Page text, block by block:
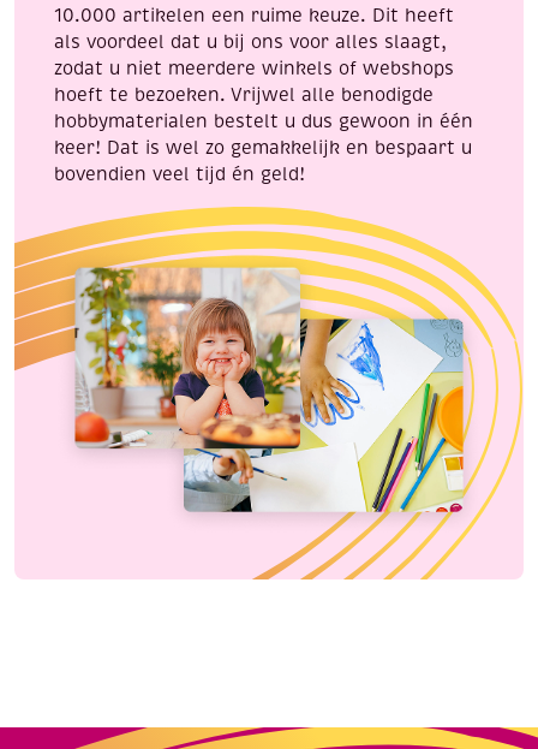
10.000 artikelen een ruime keuze. Dit heeft
als voordeel dat u bij ons voor alles slaagt,
zodat u niet meerdere winkels of webshops
hoeft te bezoeken. Vrijwel alle benodigde
hobbymaterialen bestelt u dus gewoon in één
keer! Dat is wel zo gemakkelijk en bespaart u
bovendien veel tijd én geld!